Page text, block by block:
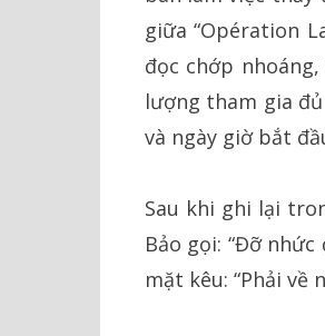
giữa “Opération
đọc chớp
lượng tham gia
và ngày giờ bắt
Sau khi ghi lại
Bảo gọi: “Đỡ
mặt kêu: “Phải